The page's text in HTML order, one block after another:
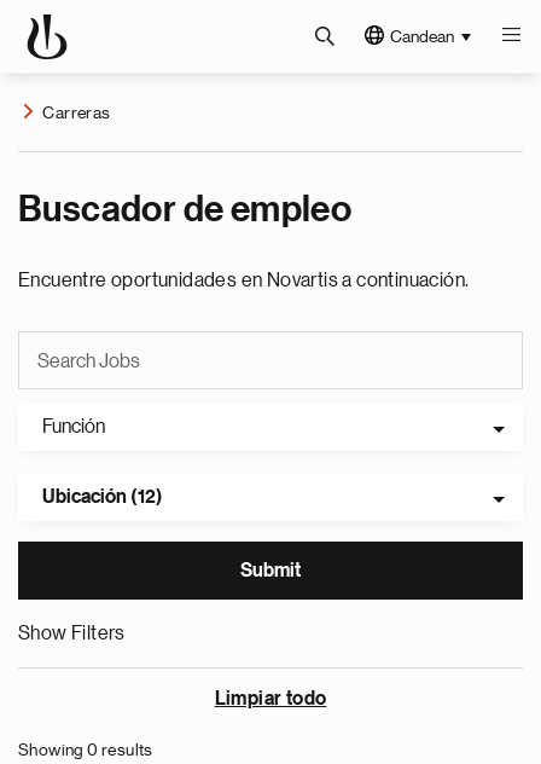
Candean
Carreras
Buscador de empleo
Encuentre oportunidades en Novartis a continuación.
Función
Ubicación (12)
Show Filters
Limpiar todo
Showing 0 results